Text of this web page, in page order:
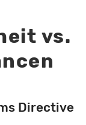
vs.
Directive